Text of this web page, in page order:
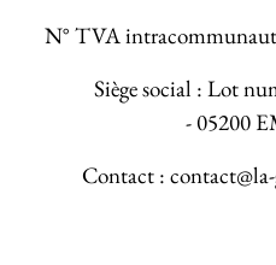
N° TVA
Siège social : Lot
- 05200
Contact :